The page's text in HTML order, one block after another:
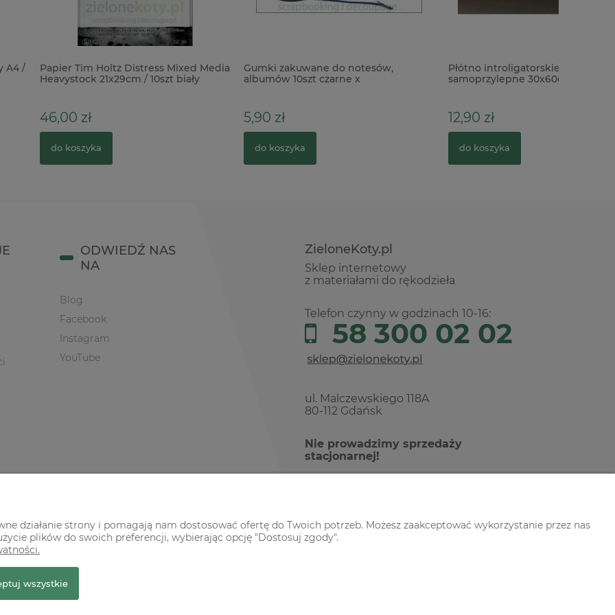
Holtz Distress Mixed Media
21x29cm / 10szt biały
Gumki zakuwane do notesów,
albumów 10szt czarne x
Płótno introligatorskie bawełniane
samoprzylepne 30x60cm czarne
ZieloneKoty.pl
Sklep internetowy
z materiałami do rękodzieła
Telefon czynny w godzinach 10-16:
58 300 02 02
ul. Malczewskiego 118A
80-112 Gdańsk
Nie prowadzimy sprzedaży
stacjonarnej!
ODWIEDŹ NAS
NA
Blog
Facebook
Instagram
YouTube
działanie strony i pomagają nam dostosować ofertę do Twoich potrzeb. Możesz zaakceptować wykorzystanie przez nas
plików do swoich preferencji, wybierając opcję "Dostosuj zgody".
wszystkie